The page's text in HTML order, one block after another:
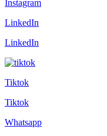
Instagram
LinkedIn
LinkedIn
Tiktok
Tiktok
Whatsapp